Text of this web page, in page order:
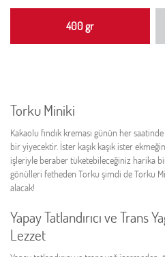
400 gr
Torku Miniki
Kakaolu fındık kreması günün her
bir yiyecektir. İster kaşık kaşık ister
işleriyle beraber tüketebileceğiniz harika
gönülleri fetheden Torku şimdi de Torku
alacak!
Yapay Tatlandırıcı ve Trans
Lezzet